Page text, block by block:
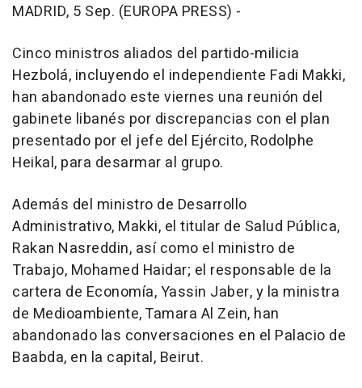
MADRID, 5 Sep. (EUROPA PRESS) -
Cinco ministros aliados del partido-milicia
Hezbolá, incluyendo el independiente Fadi Makki,
han abandonado este viernes una reunión del
gabinete libanés por discrepancias con el plan
presentado por el jefe del Ejército, Rodolphe
Heikal, para desarmar al grupo.
Además del ministro de Desarrollo
Administrativo, Makki, el titular de Salud Pública,
Rakan Nasreddin, así como el ministro de
Trabajo, Mohamed Haidar; el responsable de la
cartera de Economía, Yassin Jaber, y la ministra
de Medioambiente, Tamara Al Zein, han
abandonado las conversaciones en el Palacio de
Baabda, en la capital, Beirut.